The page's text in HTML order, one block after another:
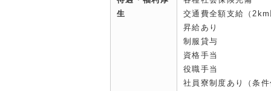
生
交通費全額支給（2km
昇給あり
制服貸与
資格手当
役職手当
社員寮制度あり（条件